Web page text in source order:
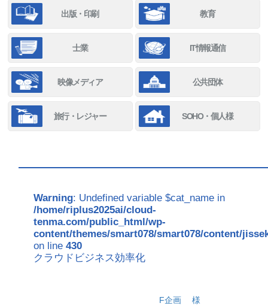
出版・印刷 教育
士業 IT情報通信
映像メディア 公共団体
旅行・レジャー SOHO・個人様
Warning: Undefined variable $cat_name in
/home/riplus2025ai/cloud-
tenma.com/public_html/wp-
content/themes/smart078/smart078/content/
on line430
クラウドビジネス効率化
F企画 様